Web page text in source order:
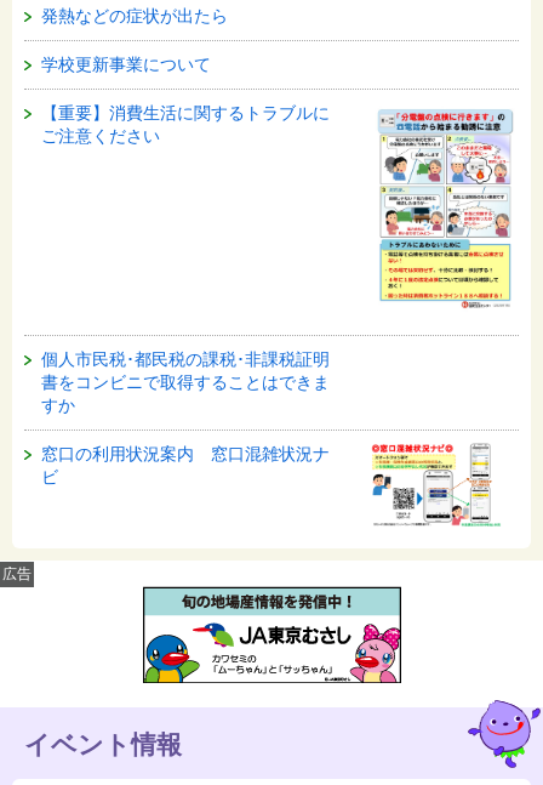
発熱などの症状が出たら
学校更新事業について
【重要】消費生活に関するトラブルに
ご注意ください
個人市民税･都民税の課税･非課税証明
書をコンビニで取得することはできま
すか
窓口の利用状況案内 窓口混雑状況ナ
ビ
広告
イベント情報